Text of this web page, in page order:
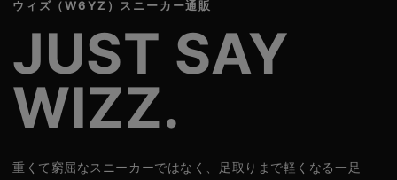
ウィズ（W6YZ）スニーカー通販
JUST SAY
WIZZ.
重くて窮屈なスニーカーではなく、足取りまで軽くなる一足